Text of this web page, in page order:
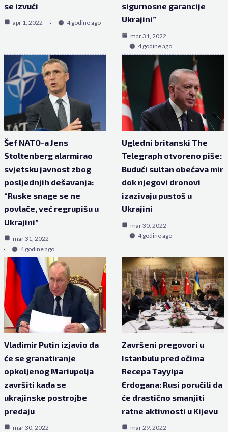
se izvući
apr 1, 2022 4 godine ago
sigurnosne garancije
Ukrajini”
mar 31, 2022
4 godine ago
Šef NATO-a Jens
Stoltenberg alarmirao
svjetsku javnost zbog
posljednjih dešavanja:
“Ruske snage se ne
povlače, već regrupišu u
Ukrajini”
mar 31, 2022
4 godine ago
Ugledni britanski The
Telegraph otvoreno piše:
Budući sultan obećava mir
dok njegovi dronovi
izazivaju pustoš u
Ukrajini
mar 30, 2022
4 godine ago
Vladimir Putin izjavio da
će se granatiranje
opkoljenog Mariupolja
završiti kada se
ukrajinske postrojbe
predaju
mar 30, 2022
Završeni pregovori u
Istanbulu pred očima
Recepa Tayyipa
Erdogana: Rusi poručili da
će drastično smanjiti
ratne aktivnosti u Kijevu
mar 29, 2022